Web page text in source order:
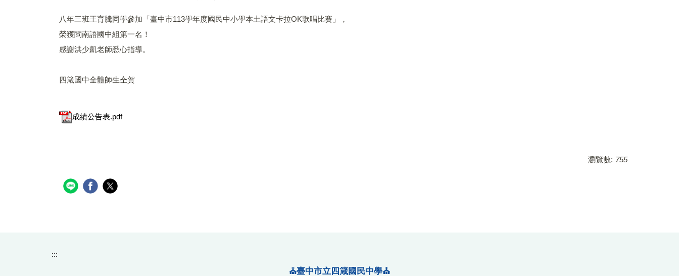
八年三班王育騰同學參加「臺中市113學年度國民中小學本土語文卡拉OK歌唱比賽」，
榮獲閩南語國中組第一名！
感謝洪少凱老師悉心指導。
四箴國中全體師生仝賀
成績公告表.pdf
瀏覽數: 755
:::
⛪臺中市立四箴國民中學⛪